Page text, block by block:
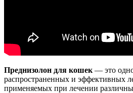
Преднизолон для кошек — это
распространенных и эффективных
применяемых при лечении